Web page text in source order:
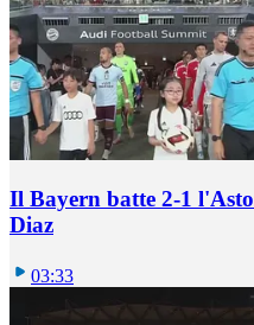
Il Bayern batte 2-1
Diaz
03:33